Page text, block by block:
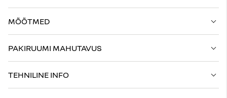
MÕÕTMED
PAKIRUUMI MAHUTAVUS
TEHNILINE INFO